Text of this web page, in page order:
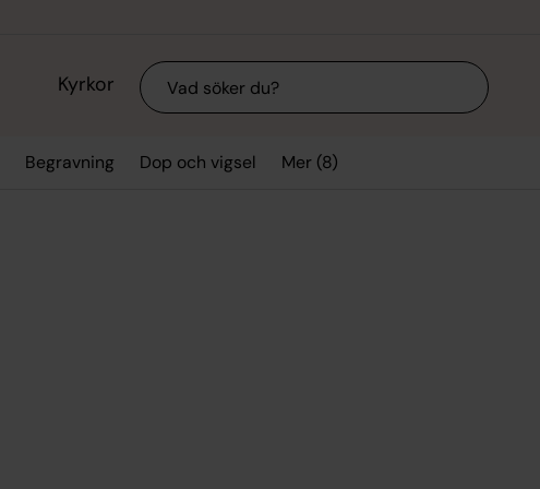
Kyrkor Sök
Begravning Dop och vigsel Mer (8)